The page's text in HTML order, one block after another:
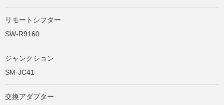
リモートシフター
SW-R9160
ジャンクション
SM-JC41
交換アダプター